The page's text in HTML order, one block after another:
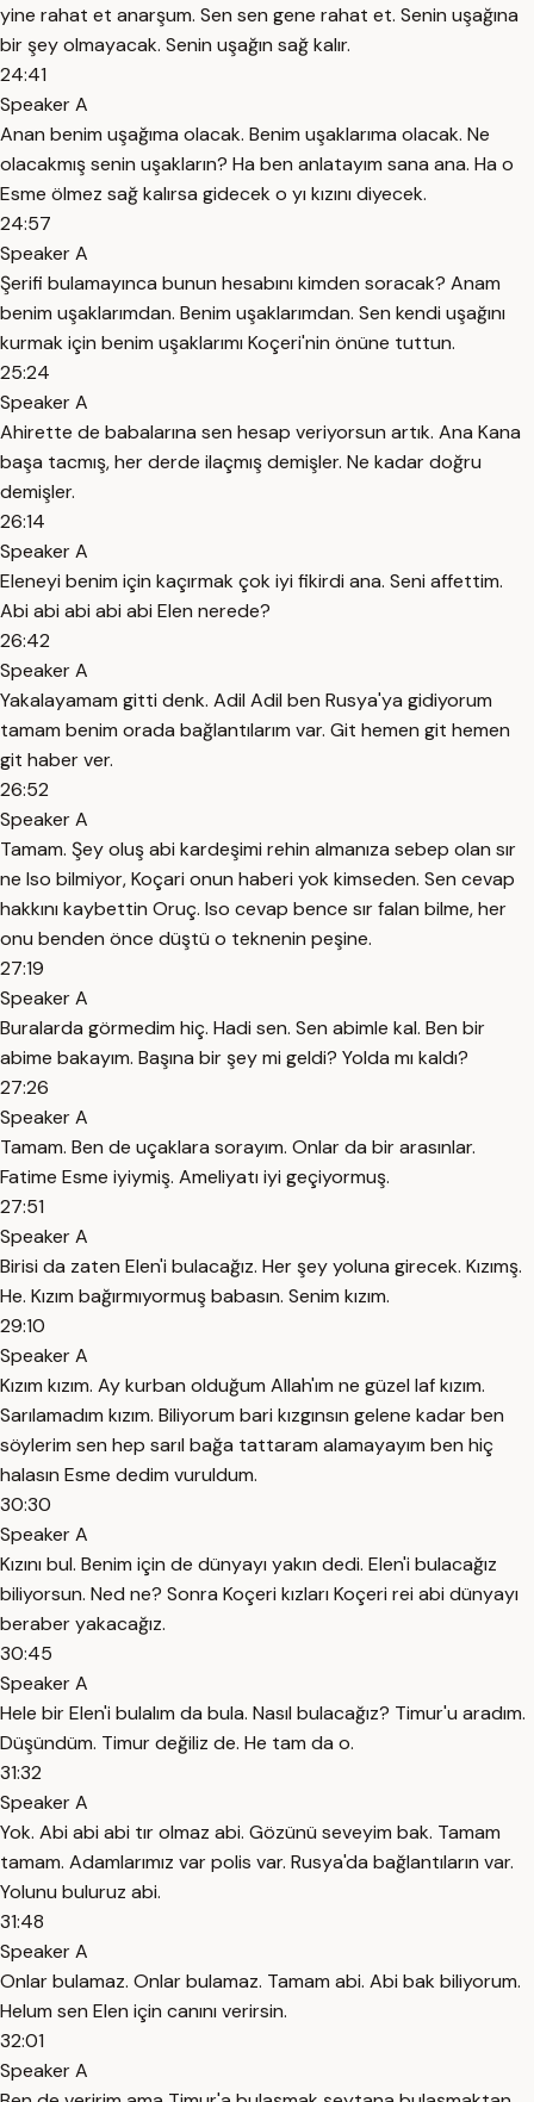
yine rahat et anarşum. Sen sen gene rahat et. Senin uşağına
bir şey olmayacak. Senin uşağın sağ kalır.
24:41
Speaker A
Anan benim uşağıma olacak. Benim uşaklarıma olacak. Ne
olacakmış senin uşakların? Ha ben anlatayım sana ana. Ha o
Esme ölmez sağ kalırsa gidecek o yı kızını diyecek.
24:57
Speaker A
Şerifi bulamayınca bunun hesabını kimden soracak? Anam
benim uşaklarımdan. Benim uşaklarımdan. Sen kendi uşağını
kurmak için benim uşaklarımı Koçeri'nin önüne tuttun.
25:24
Speaker A
Ahirette de babalarına sen hesap veriyorsun artık. Ana Kana
başa tacmış, her derde ilaçmış demişler. Ne kadar doğru
demişler.
26:14
Speaker A
Eleneyi benim için kaçırmak çok iyi fikirdi ana. Seni affettim.
Abi abi abi abi abi Elen nerede?
26:42
Speaker A
Yakalayamam gitti denk. Adil Adil ben Rusya'ya gidiyorum
tamam benim orada bağlantılarım var. Git hemen git hemen
git haber ver.
26:52
Speaker A
Tamam. Şey oluş abi kardeşimi rehin almanıza sebep olan sır
ne Iso bilmiyor, Koçari onun haberi yok kimseden. Sen cevap
hakkını kaybettin Oruç. Iso cevap bence sır falan bilme, her
onu benden önce düştü o teknenin peşine.
27:19
Speaker A
Buralarda görmedim hiç. Hadi sen. Sen abimle kal. Ben bir
abime bakayım. Başına bir şey mi geldi? Yolda mı kaldı?
27:26
Speaker A
Tamam. Ben de uçaklara sorayım. Onlar da bir arasınlar.
Fatime Esme iyiymiş. Ameliyatı iyi geçiyormuş.
27:51
Speaker A
Birisi da zaten Elen'i bulacağız. Her şey yoluna girecek. Kızımş.
He. Kızım bağırmıyormuş babasın. Senim kızım.
29:10
Speaker A
Kızım kızım. Ay kurban olduğum Allah'ım ne güzel laf kızım.
Sarılamadım kızım. Biliyorum bari kızgınsın gelene kadar ben
söylerim sen hep sarıl bağa tattaram alamayayım ben hiç
halasın Esme dedim vuruldum.
30:30
Speaker A
Kızını bul. Benim için de dünyayı yakın dedi. Elen'i bulacağız
biliyorsun. Ned ne? Sonra Koçeri kızları Koçeri rei abi dünyayı
beraber yakacağız.
30:45
Speaker A
Hele bir Elen'i bulalım da bula. Nasıl bulacağız? Timur'u aradım.
Düşündüm. Timur değiliz de. He tam da o.
31:32
Speaker A
Yok. Abi abi abi tır olmaz abi. Gözünü seveyim bak. Tamam
tamam. Adamlarımız var polis var. Rusya'da bağlantıların var.
Yolunu buluruz abi.
31:48
Speaker A
Onlar bulamaz. Onlar bulamaz. Tamam abi. Abi bak biliyorum.
Helum sen Elen için canını verirsin.
32:01
Speaker A